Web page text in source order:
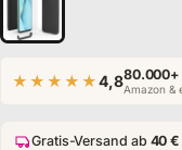
★★★★★4,880.000+
Amazon &
Gratis-Versand ab 40 €